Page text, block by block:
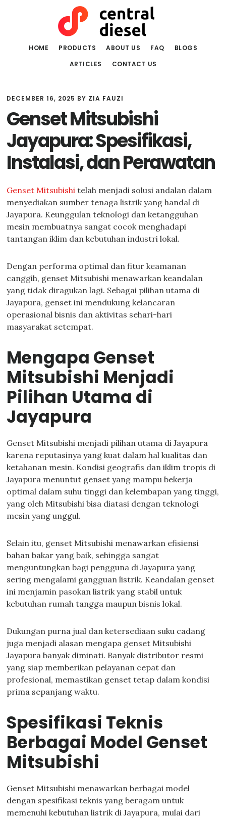
HOME PRODUCTS ABOUT US FAQ
BLOGS
ARTICLES
CONTACT US
DECEMBER 16, 2025 BY ZIA FAUZI
Genset Mitsubishi
Jayapura: Spesifikasi,
Instalasi, dan Perawatan
Genset Mitsubishi telah menjadi solusi andalan dalam
menyediakan sumber tenaga listrik yang handal di
Jayapura. Keunggulan teknologi dan ketangguhan
mesin membuatnya sangat cocok menghadapi
tantangan iklim dan kebutuhan industri lokal.
Dengan performa optimal dan fitur keamanan
canggih, genset Mitsubishi menawarkan keandalan
yang tidak diragukan lagi. Sebagai pilihan utama di
Jayapura, genset ini mendukung kelancaran
operasional bisnis dan aktivitas sehari-hari
masyarakat setempat.
Mengapa Genset
Mitsubishi Menjadi
Pilihan Utama di
Jayapura
Genset Mitsubishi menjadi pilihan utama di Jayapura
karena reputasinya yang kuat dalam hal kualitas dan
ketahanan mesin. Kondisi geografis dan iklim tropis di
Jayapura menuntut genset yang mampu bekerja
optimal dalam suhu tinggi dan kelembapan yang tinggi,
yang oleh Mitsubishi bisa diatasi dengan teknologi
mesin yang unggul.
Selain itu, genset Mitsubishi menawarkan efisiensi
bahan bakar yang baik, sehingga sangat
menguntungkan bagi pengguna di Jayapura yang
sering mengalami gangguan listrik. Keandalan genset
ini menjamin pasokan listrik yang stabil untuk
kebutuhan rumah tangga maupun bisnis lokal.
Dukungan purna jual dan ketersediaan suku cadang
juga menjadi alasan mengapa genset Mitsubishi
Jayapura banyak diminati. Banyak distributor resmi
yang siap memberikan pelayanan cepat dan
profesional, memastikan genset tetap dalam kondisi
prima sepanjang waktu.
Spesifikasi Teknis
Berbagai Model Genset
Mitsubishi
Genset Mitsubishi menawarkan berbagai model
dengan spesifikasi teknis yang beragam untuk
memenuhi kebutuhan listrik di Jayapura, mulai dari